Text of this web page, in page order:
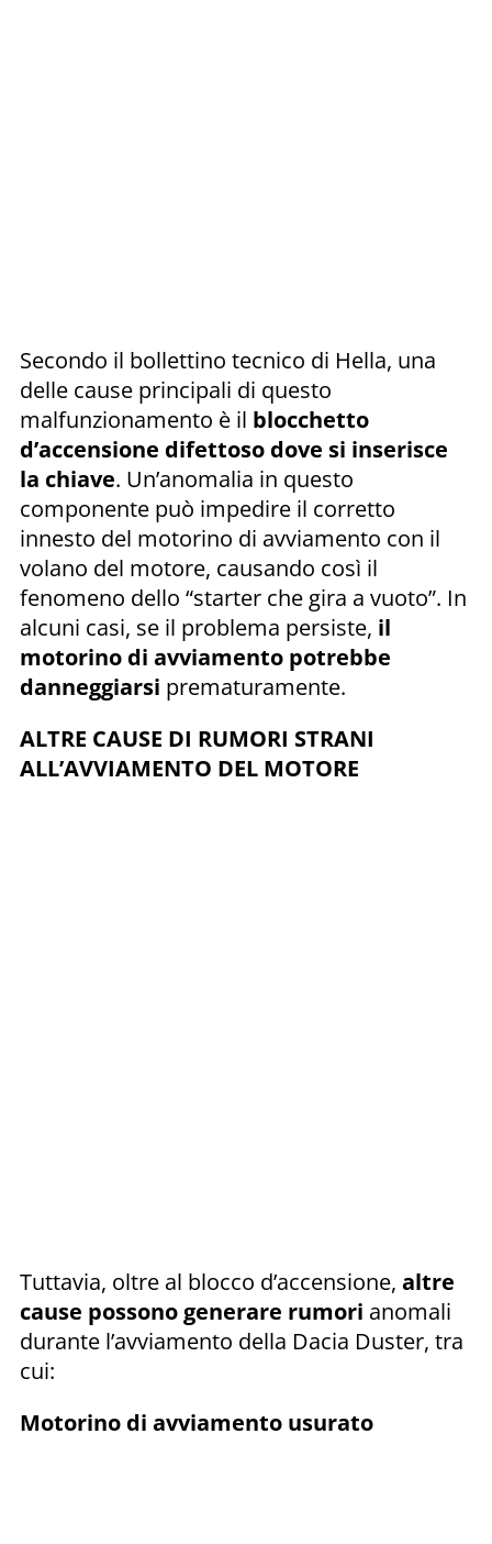
Secondo il bollettino tecnico di Hella, una
delle cause principali di questo
malfunzionamento è il blocchetto
d’accensione difettoso dove si inserisce
la chiave. Un’anomalia in questo
componente può impedire il corretto
innesto del motorino di avviamento con il
volano del motore, causando così il
fenomeno dello “starter che gira a vuoto”. In
alcuni casi, se il problema persiste, il
motorino di avviamento potrebbe
danneggiarsi prematuramente.
ALTRE CAUSE DI RUMORI STRANI
ALL’AVVIAMENTO DEL MOTORE
Tuttavia, oltre al blocco d’accensione, altre
cause possono generare rumori anomali
durante l’avviamento della Dacia Duster, tra
cui:
Motorino di avviamento usurato